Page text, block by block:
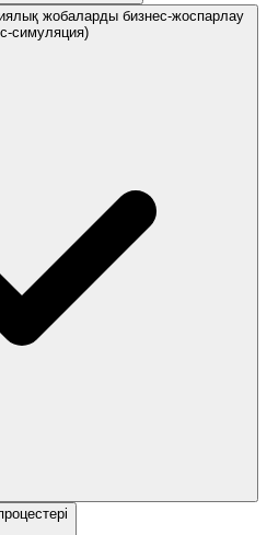
жобаларды бизнес-жоспарлау
симуляция)